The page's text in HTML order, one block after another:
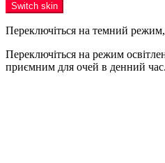
Switch skin
Переключіться на темний
Переключіться на режим
приємним для очей в денний час.